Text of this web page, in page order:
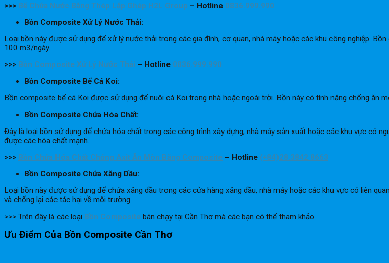
>>> Bể Chứa Nước Bằng Thép Lắp Ghép H2L Group – Hotline 0836.999.990
Bồn Composite Xử Lý Nước Thải:
Loại bồn này được sử dụng để xử lý nước thải trong các gia đình, cơ quan, nhà máy hoặc các khu công nghiệp.
100 m3/ngày.
>>> Bồn Composite Xử Lý Nước Thải – Hotline 0836.999.990
Bồn Composite Bể Cá Koi:
Bồn composite bể cá Koi được sử dụng để nuôi cá Koi trong nhà hoặc ngoài trời. Bồn này có tính năng chống ăn
Bồn Composite Chứa Hóa Chất:
Đây là loại bồn sử dụng để chứa hóa chất trong các công trình xây dựng, nhà máy sản xuất hoặc các khu vực có
được các hóa chất mạnh.
>>> Bồn Chứa Hóa Chất Chống Axit Ăn Mòn Bằng Composite – Hotline (+84)28.3842 8663
Bồn Composite Chứa Xăng Dầu:
Loại bồn này được sử dụng để chứa xăng dầu trong các cửa hàng xăng dầu, nhà máy hoặc các khu vực có liên
và chống lại các tác hại về môi trường.
>>> Trên đây là các loại Bồn Composite bán chạy tại Cần Thơ mà các bạn có thể tham khảo.
Ưu Điểm Của Bồn Composite Cần Thơ